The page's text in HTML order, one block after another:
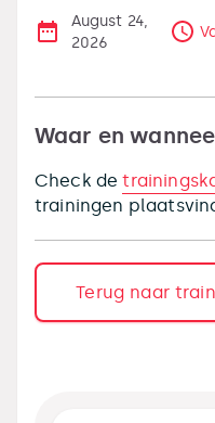
August 24,
2026
Waar en
Check de
trainingen
Terug naar